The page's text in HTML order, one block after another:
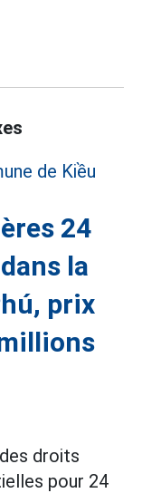
24
la
prix
droits
pour 24